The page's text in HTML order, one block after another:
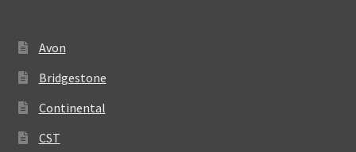
Avon
Bridgestone
Continental
CST